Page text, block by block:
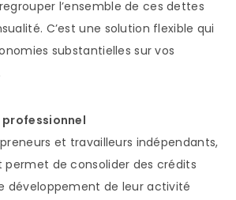
l’ensemble de ces dettes
C’est une solution flexible qui
substantielles sur vos
et travailleurs indépendants,
de consolider des crédits
développement de leur activité